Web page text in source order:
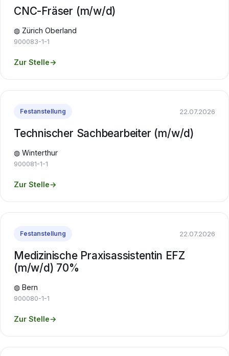
CNC-Fräser (m/w/d)
◍ Zürich Oberland
900083-1-1
Zur Stelle→
Festanstellung 22.07.2026
Technischer Sachbearbeiter (m/w/d)
◍ Winterthur
900081-1-1
Zur Stelle→
Festanstellung 22.07.2026
Medizinische Praxisassistentin EFZ
(m/w/d) 70%
◍ Bern
900080-1-1
Zur Stelle→